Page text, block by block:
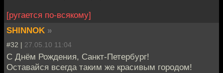
[ругается по-всякому]
SHINNOK »
#32 | 27.05.10 11:04
С Днём Рождения, Санкт-Петербург!
Оставайся всегда таким же красивым городом!